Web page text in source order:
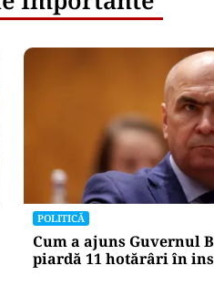
POLITICĂ
Cum a ajuns Guvernul
piardă 11 hotărâri în